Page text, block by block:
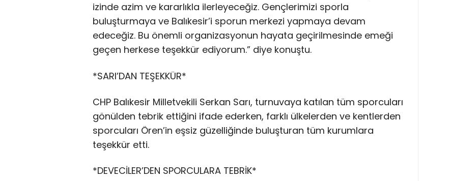
izinde azim ve kararlıkla ilerleyeceğiz. Gençlerimizi sporla
buluşturmaya ve Balıkesir’i sporun merkezi yapmaya devam
edeceğiz. Bu önemli organizasyonun hayata geçirilmesinde emeği
geçen herkese teşekkür ediyorum.” diye konuştu.
*SARI’DAN TEŞEKKÜR*
CHP Balıkesir Milletvekili Serkan Sarı, turnuvaya katılan tüm sporcuları
gönülden tebrik ettiğini ifade ederken, farklı ülkelerden ve kentlerden
sporcuları Ören’in eşsiz güzelliğinde buluşturan tüm kurumlara
teşekkür etti.
*DEVECİLER’DEN SPORCULARA TEBRİK*